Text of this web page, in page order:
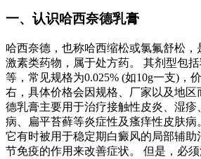
一、认识哈西奈德乳膏
哈西奈德，也称哈西缩松或氯氟舒松
激素类药物，属于处方药。 其剂型包
等，常见规格为0.025% (如10g一支)，
右，具体价格会因规格、厂家以及地区
德乳膏主要用于治疗接触性皮炎、湿疹
病、扁平苔藓等炎症性及瘙痒性皮肤病
它有时被用于稳定期白癜风的局部辅助
节免疫的作用来改善症状。 但是，必